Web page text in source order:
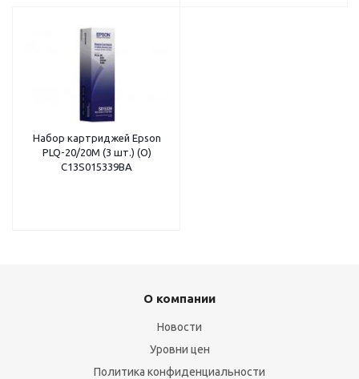
Набор картриджей Epson
PLQ-20/20M (3 шт.) (О)
C13S015339BA
О компании
Новости
Уровни цен
Политика конфиденциальности